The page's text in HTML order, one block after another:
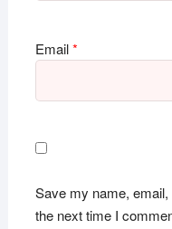
Email*
Save my name,
the next time I